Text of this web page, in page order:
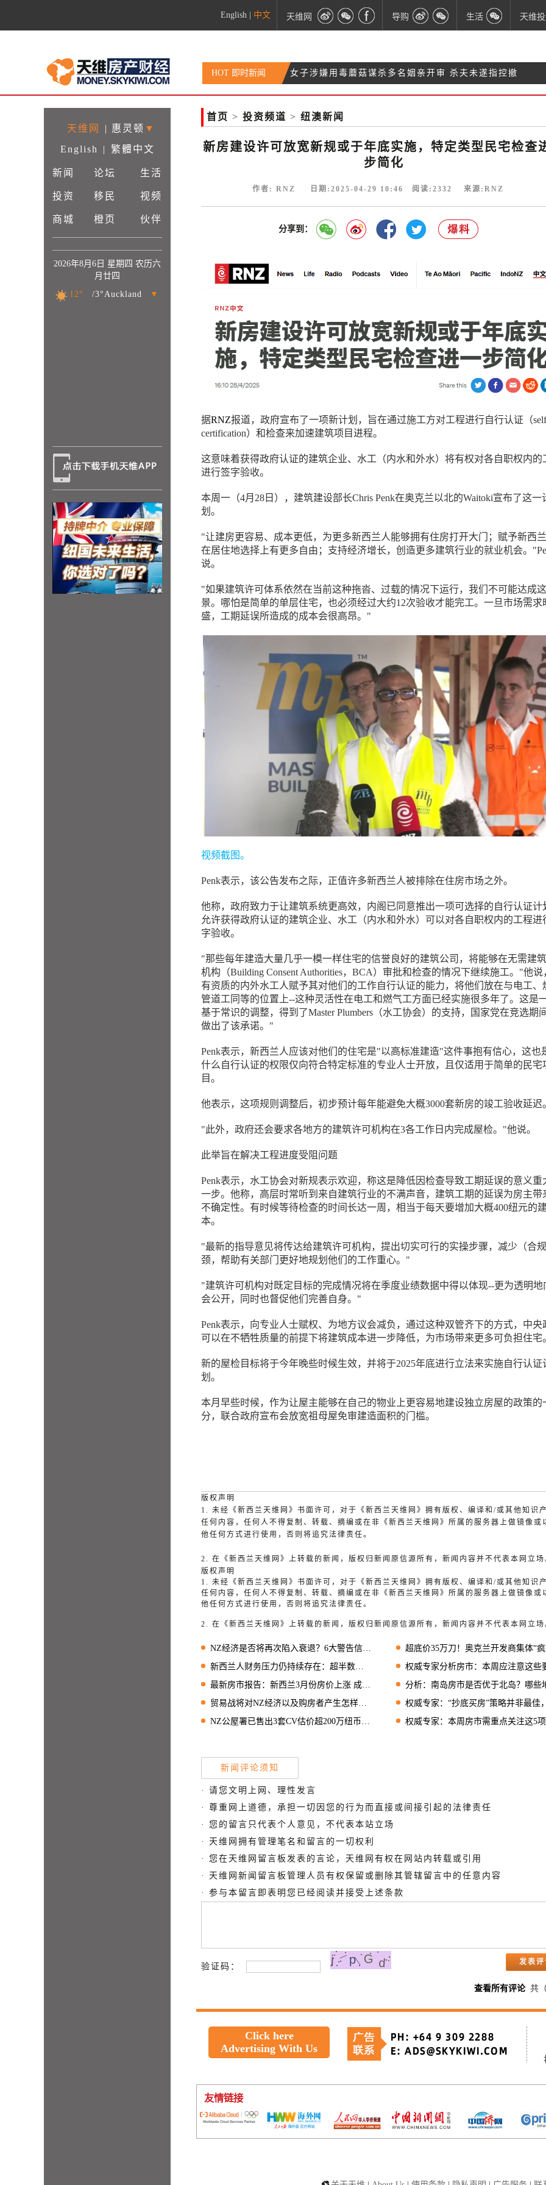
English 中文 天维网 导购 生活 天维
HOT 即时新闻 女子涉嫌用毒蘑菇谋杀多名姻亲开审 杀夫未遂指控撤
回
亚裔老人$15万错转给陌生女子 法律专家：对方是盗
窃
天维网 | 惠灵顿 ▼
English
| 繁體中文
新闻 论坛 生活
投资 移民 视频
商城 橙页 伙伴
2026年8月6日 星期四 农历六
月廿四
12°
/3°Auckland ▼
首页 > 投资频道 > 纽澳新闻
新房建设许可放宽新规或于年底实施，特定类型民宅检查
步简化
作者: RNZ 日期:2025-04-29 10:46 阅读: 2332 来源:RNZ
分享到：
据RNZ报道，政府宣布了一项新计划，旨在通过施工方对工程进行自行认证（
certification）和检查来加速建筑项目进程。
这意味着获得政府认证的建筑企业、水工（内水和外水）将有权对各自职权内的
进行签字验收。
本周一（4月28日），建筑建设部长Chris Penk在奥克兰以北的Waitoki宣布了这一
划。
"让建房更容易、成本更低，为更多新西兰人能够拥有住房打开大门；赋予新西
在居住地选择上有更多自由；支持经济增长，创造更多建筑行业的就业机会。
说。
"如果建筑许可体系依然在当前这种拖沓、过载的情况下运行，我们不可能达成
景。哪怕是简单的单层住宅，也必须经过大约12次验收才能完工。一旦市场需求
盛，工期延误所造成的成本会很高昂。"
视频截图。
Penk表示，该公告发布之际，正值许多新西兰人被排除在住房市场之外。
他称，政府致力于让建筑系统更高效，内阁已同意推出一项可选择的自行认证计
允许获得政府认证的建筑企业、水工（内水和外水）可以对各自职权内的工程进
字验收。
"那些每年建造大量几乎一模一样住宅的信誉良好的建筑公司，将能够在无需建
机构（Building Consent Authorities，BCA）审批和检查的情况下继续施工。"他说
有资质的内外水工人赋予其对他们的工作自行认证的能力，将他们放在与电工、
管道工同等的位置上--这种灵活性在电工和燃气工方面已经实施很多年了。这是
基于常识的调整，得到了Master Plumbers（水工协会）的支持，国家党在竞选期
做出了该承诺。"
Penk表示，新西兰人应该对他们的住宅是"以高标准建造"这件事抱有信心，这也
什么自行认证的权限仅向符合特定标准的专业人士开放，且仅适用于简单的民宅
目。
他表示，这项规则调整后，初步预计每年能避免大概3000套新房的竣工验收延迟
"此外，政府还会要求各地方的建筑许可机构在3各工作日内完成屋检。"他说。
此举旨在解决工程进度受阻问题
Penk表示，水工协会对新规表示欢迎，称这是降低因检查导致工期延误的意义重
一步。他称，高层时常听到来自建筑行业的不满声音，建筑工期的延误为房主带
不确定性。有时候等待检查的时间长达一周，相当于每天要增加大概400纽元的
本。
"最新的指导意见将传达给建筑许可机构，提出切实可行的实操步骤，减少（合
颈，帮助有关部门更好地规划他们的工作重心。"
"建筑许可机构对既定目标的完成情况将在季度业绩数据中得以体现--更为透明地
会公开，同时也督促他们完善自身。"
Penk表示，向专业人士赋权、为地方议会减负，通过这种双管齐下的方式，中央
可以在不牺牲质量的前提下将建筑成本进一步降低，为市场带来更多可负担住宅
新的屋检目标将于今年晚些时候生效，并将于2025年底进行立法来实施自行认证
划。
本月早些时候，作为让屋主能够在自己的物业上更容易地建设独立房屋的政策的
分，联合政府宣布会放宽祖母屋免审建造面积的门槛。
版权声明
1. 未经《新西兰天维网》书面许可，对于《新西兰天维网》拥有版权、编译和/或其他知识
任何内容，任何人不得复制、转载、摘编或在非《新西兰天维网》所属的服务器上做镜像或
他任何方式进行使用，否则将追究法律责任。
2. 在《新西兰天维网》上转载的新闻，版权归新闻原信源所有，新闻内容并不代表本网立场
版权声明
1. 未经《新西兰天维网》书面许可，对于《新西兰天维网》拥有版权、编译和/或其他知识
任何内容，任何人不得复制、转载、摘编或在非《新西兰天维网》所属的服务器上做镜像或
他任何方式进行使用，否则将追究法律责任。
2. 在《新西兰天维网》上转载的新闻，版权归新闻原信源所有，新闻内容并不代表本网立场
NZ经济是否将再次陷入衰退？6大警告信号已经显现
超底价35万刀！奥克兰开发商集体“疯抢”一
新西兰人财务压力仍持续存在：超半数人每周都“为钱担忧”
权威专家分析房市：本周应注意这些要点
最新房市报告：新西兰3月份房价上涨 成交增加明显
分析：南岛房市是否优于北岛？哪些地区涨跌幅更大
贸易战将对NZ经济以及购房者产生怎样的影响？专家发出警告
权威专家：“抄底买房”策略并非最佳，另一种购房方式更
NZ公屋署已售出3套CV估价超200万纽币房产，但拒绝透露具体售价
权威专家：本周房市需重点关注这5项关
新闻评论须知
· 请您文明上网、理性发言
· 尊重网上道德，承担一切因您的行为而直接或间接引起的法律责任
· 您的留言只代表个人意见，不代表本站立场
· 天维网拥有管理笔名和留言的一切权利
· 您在天维网留言板发表的言论，天维网有权在网站内转载或引用
· 天维网新闻留言板管理人员有权保留或删除其管辖留言中的任意内容
· 参与本留言即表明您已经阅读并接受上述条款
验证码：
查看所有评论共（
Click here
Advertising With Us
友情链接